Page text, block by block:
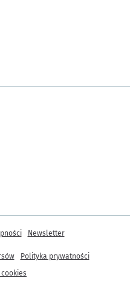
Newsletter
Polityka prywatności